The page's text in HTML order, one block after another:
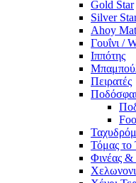
Gold Star
Silver
Ahoy
Γουΐνι /
Ιππότης
Πειρατές
Τόμας το
Φινέας